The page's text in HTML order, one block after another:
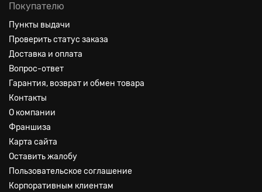
Покупателю
Пункты выдачи
Проверить статус заказа
Доставка и оплата
Вопрос-ответ
Гарантия, возврат и обмен товара
Контакты
О компании
Франшиза
Карта сайта
Оставить жалобу
Пользовательское соглашение
Корпоративным клиентам